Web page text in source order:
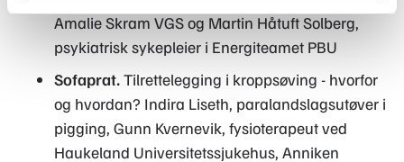
Amalie Skram VGS og Martin Håtuft Solberg,
psykiatrisk sykepleier i Energiteamet PBU
Sofaprat.Tilrettelegging i kroppsøving - hvorfor
og hvordan? Indira Liseth, paralandslagsutøver i
pigging, Gunn Kvernevik, fysioterapeut ved
Haukeland Universitetssjukehus, Anniken